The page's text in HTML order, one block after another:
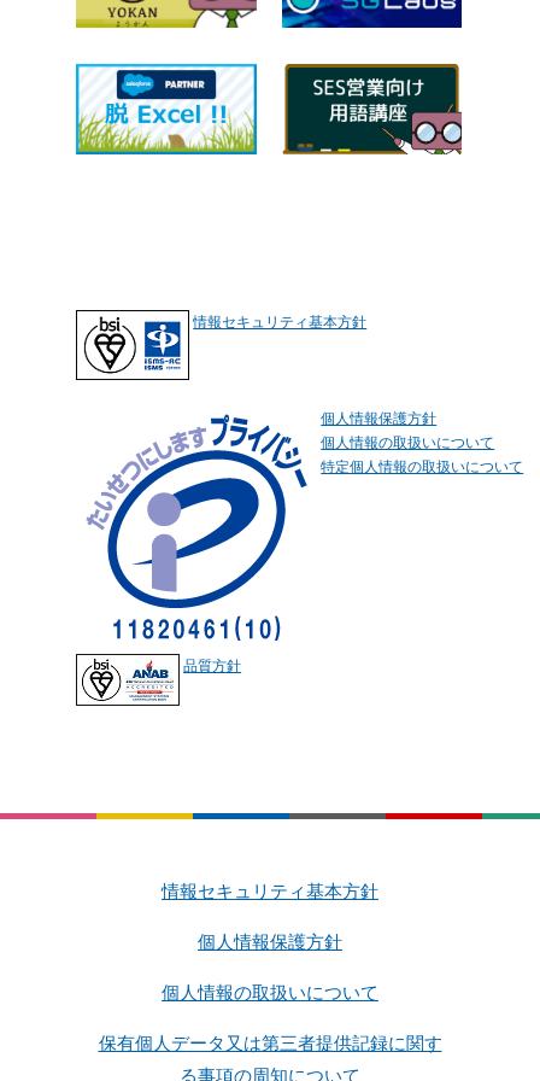
情報セキュリティ基本方針
個人情報保護方針
個人情報の取扱いについて
特定個人情報の取扱いについて
品質方針
情報セキュリティ基本方針
個人情報保護方針
個人情報の取扱いについて
保有個人データ又は第三者提供記録に関す
る事項の周知について